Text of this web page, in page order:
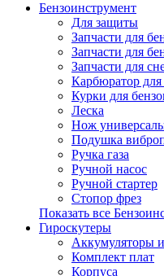
Бензоинструмент
Для защиты
Запчасти для
Запчасти для
Запчасти для
Карбюратор для
Курки для
Леска
Нож
Подушка
Ручка газа
Ручной насос
Ручной стартер
Стопор фрез
Показать все
Гироскутеры
Аккумуляторы
Комплект плат
Корпуса